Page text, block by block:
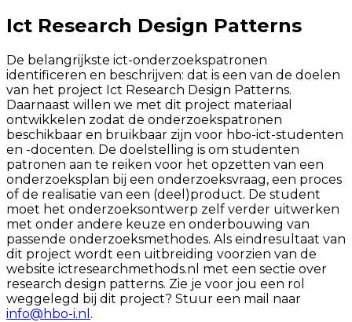
Ict Research Design Patterns
De belangrijkste ict-onderzoekspatronen
identificeren en beschrijven: dat is een van de doelen
van het project Ict Research Design Patterns.
Daarnaast willen we met dit project materiaal
ontwikkelen zodat de onderzoekspatronen
beschikbaar en bruikbaar zijn voor hbo-ict-studenten
en -docenten. De doelstelling is om studenten
patronen aan te reiken voor het opzetten van een
onderzoeksplan bij een onderzoeksvraag, een proces
of de realisatie van een (deel)product. De student
moet het onderzoeksontwerp zelf verder uitwerken
met onder andere keuze en onderbouwing van
passende onderzoeksmethodes. Als eindresultaat van
dit project wordt een uitbreiding voorzien van de
website ictresearchmethods.nl met een sectie over
research design patterns. Zie je voor jou een rol
weggelegd bij dit project? Stuur een mail naar
info@hbo-i.nl .